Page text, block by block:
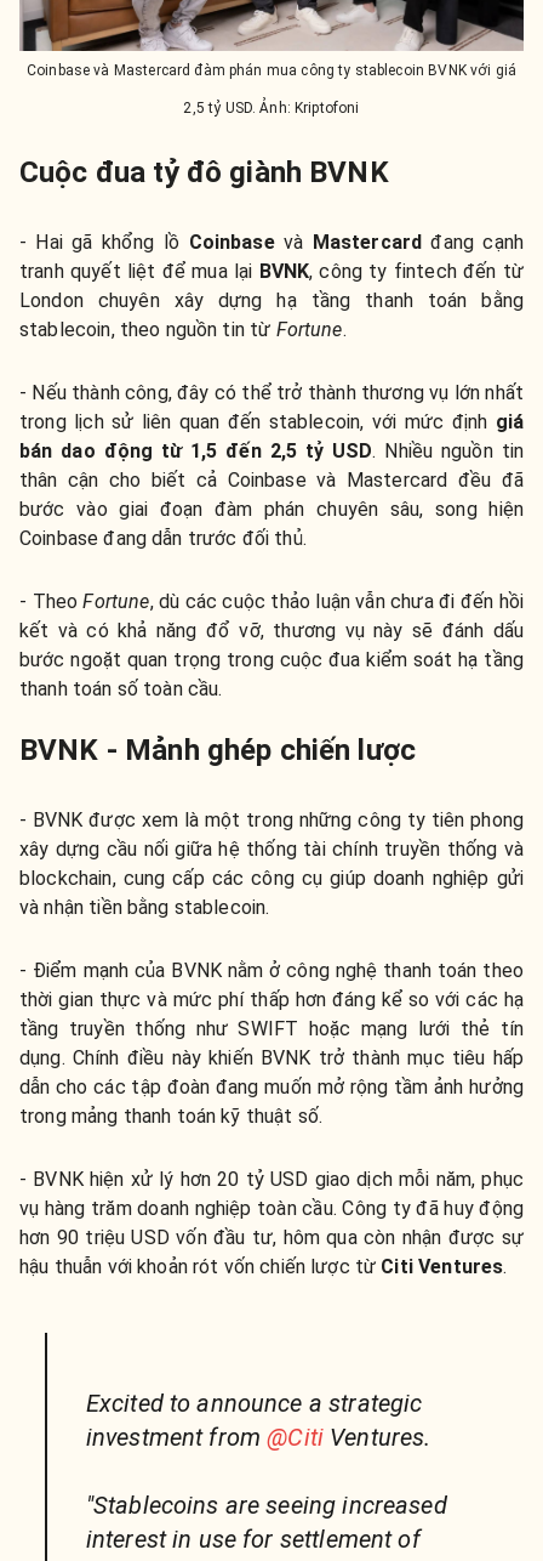
Coinbase và Mastercard đàm phán mua công ty stablecoin BVNK với giá
2,5 tỷ USD. Ảnh: Kriptofoni
Cuộc đua tỷ đô giành BVNK
- Hai gã khổng lồ Coinbasevà Mastercard đang cạnh
tranh quyết liệt để mua lại BVNK, công ty fintech đến từ
London chuyên xây dựng hạ tầng thanh toán bằng
stablecoin, theo nguồn tin từ Fortune.
- Nếu thành công, đây có thể trở thành thương vụ lớn nhất
trong lịch sử liên quan đến stablecoin, với mức định giá
bán dao động từ 1,5 đến 2,5 tỷ USD. Nhiều nguồn tin
thân cận cho biết cả Coinbase và Mastercard đều đã
bước vào giai đoạn đàm phán chuyên sâu, song hiện
Coinbase đang dẫn trước đối thủ.
- TheoFortune, dù các cuộc thảo luận vẫn chưa đi đến hồi
kết và có khả năng đổ vỡ, thương vụ này sẽ đánh dấu
bước ngoặt quan trọng trong cuộc đua kiểm soát hạ tầng
thanh toán số toàn cầu.
BVNK - Mảnh ghép chiến lược
- BVNK được xem là một trong những công ty tiên phong
xây dựng cầu nối giữa hệ thống tài chính truyền thống và
blockchain, cung cấp các công cụ giúp doanh nghiệp gửi
và nhận tiền bằng stablecoin.
- Điểm mạnh của BVNK nằm ở công nghệ thanh toán theo
thời gian thực và mức phí thấp hơn đáng kể so với các hạ
tầng truyền thống như SWIFT hoặc mạng lưới thẻ tín
dụng. Chính điều này khiến BVNK trở thành mục tiêu hấp
dẫn cho các tập đoàn đang muốn mở rộng tầm ảnh hưởng
trong mảng thanh toán kỹ thuật số.
- BVNK hiện xử lý hơn 20 tỷ USD giao dịch mỗi năm, phục
vụ hàng trăm doanh nghiệp toàn cầu. Công ty đã huy động
hơn 90 triệu USD vốn đầu tư, hôm qua còn nhận được sự
hậu thuẫn với khoản rót vốn chiến lược từ Citi Ventures.
Excited to announce a strategic
investment from@CitiVentures.
"Stablecoins are seeing increased
interest in use for settlement of